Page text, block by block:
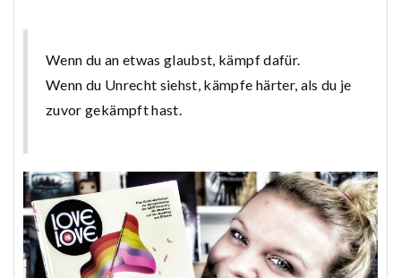
Wenn du an etwas glaubst, kämpf dafür.
Wenn du Unrecht siehst, kämpfe härter, als du je
zuvor gekämpft hast.